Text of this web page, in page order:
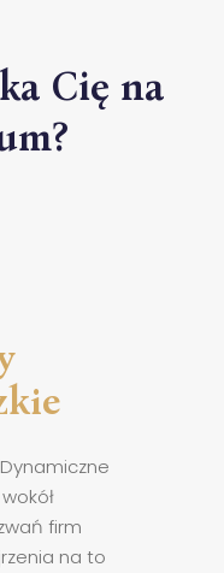
Cię na
firm
na to